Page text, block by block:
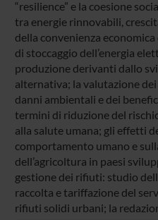
“resilience” e la coesione
tra energie rinnovabili,
della convenienza
di stoccaggio dell’energia
produzione derivanti dallo
alternativa; la valutazione
danni ambientali e dei
termini di riduzione del
alla salute umana; gli effetti
comportamento umano e
dell’agricoltura in paesi
gestione dei rifiuti: studio
raccolta e tariffazione del
rifiuti solidi urbani; la